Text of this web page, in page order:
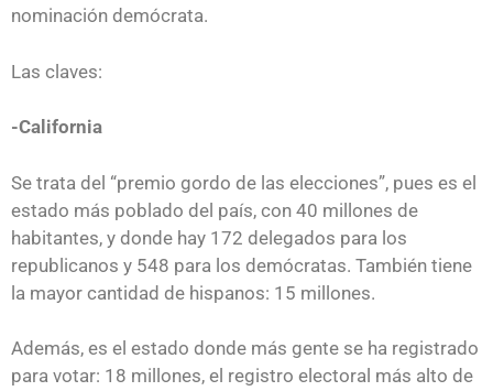
nominación demócrata.
Las claves:
-California
Se trata del “premio gordo de las elecciones”, pues es el
estado más poblado del país, con 40 millones de
habitantes, y donde hay 172 delegados para los
republicanos y 548 para los demócratas. También tiene
la mayor cantidad de hispanos: 15 millones.
Además, es el estado donde más gente se ha registrado
para votar: 18 millones, el registro electoral más alto de